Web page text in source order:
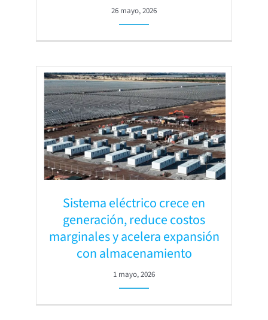
26 mayo, 2026
Sistema eléctrico crece en
generación, reduce costos
marginales y acelera expansión
con almacenamiento
1 mayo, 2026